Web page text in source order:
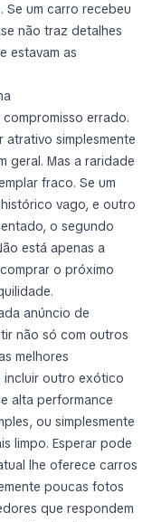
Se um carro recebeu
não traz detalhes
estavam as
errado.
atrativo simplesmente
geral. Mas a raridade
fraco. Se um
vago, e outro
o segundo
está apenas a
o próximo
anúncio de
não só com outros
melhores
incluir outro exótico
alta performance
ou simplesmente
limpo. Esperar pode
lhe oferece carros
poucas fotos
que respondem